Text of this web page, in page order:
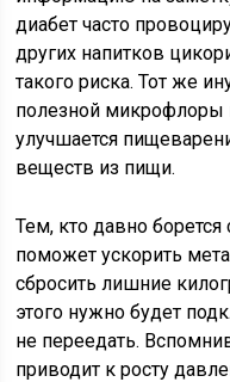
диабет часто
других напитков
такого риска. Тот же
полезной микрофлоры
улучшается
веществ из пищи.
Тем, кто давно
поможет ускорить
сбросить лишние
этого нужно будет
не переедать.
приводит к росту